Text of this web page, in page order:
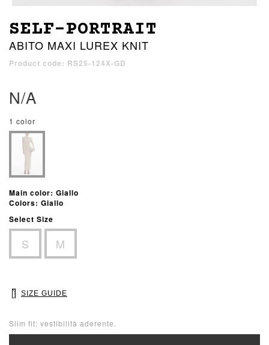
SELF-PORTRAIT
ABITO MAXI LUREX KNIT
Product code: RS25-124X-GD
N/A
1 color
Main color: Giallo
Colors: Giallo
Select Size
S M
SIZE GUIDE
Slim fit: vestibilità aderente.